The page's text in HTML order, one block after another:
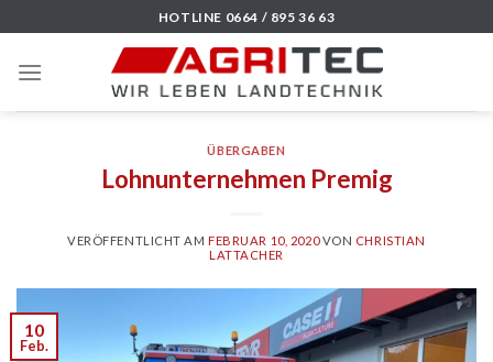
to
content
HOTLINE 0664 / 895 36 63
ÜBERGABEN
Lohnunternehmen Premig
VERÖFFENTLICHT AMFEBRUAR 10, 2020VON CHRISTIAN
LATTACHER
10
Feb.